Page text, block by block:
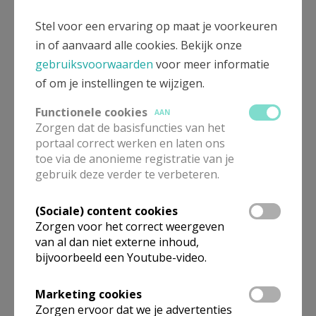
Het Kerstverhaal 2018
Kerk&Leven 2018 (50-51)
Kerk&Leven 2018 (43)
Stel voor een ervaring op maat je voorkeuren
in of aanvaard alle cookies. Bekijk onze
gebruiksvoorwaarden voor meer informatie
of om je instellingen te wijzigen.
Functionele cookies
AAN
Zorgen dat de basisfuncties van het
portaal correct werken en laten ons
toe via de anonieme registratie van je
gebruik deze verder te verbeteren.
(Sociale) content cookies
Zorgen voor het correct weergeven
van al dan niet externe inhoud,
bijvoorbeeld een Youtube-video.
Marketing cookies
Zorgen ervoor dat we je advertenties